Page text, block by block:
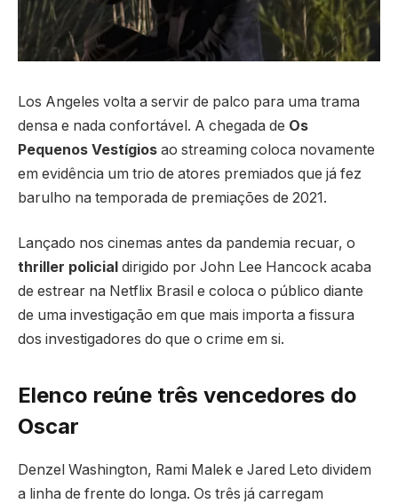
Los Angeles volta a servir de palco para uma trama
densa e nada confortável. A chegada de Os
Pequenos Vestígios ao streaming coloca novamente
em evidência um trio de atores premiados que já fez
barulho na temporada de premiações de 2021.
Lançado nos cinemas antes da pandemia recuar, o
thriller policial dirigido por John Lee Hancock acaba
de estrear na Netflix Brasil e coloca o público diante
de uma investigação em que mais importa a fissura
dos investigadores do que o crime em si.
Elenco reúne três vencedores do
Oscar
Denzel Washington, Rami Malek e Jared Leto dividem
a linha de frente do longa. Os três já carregam